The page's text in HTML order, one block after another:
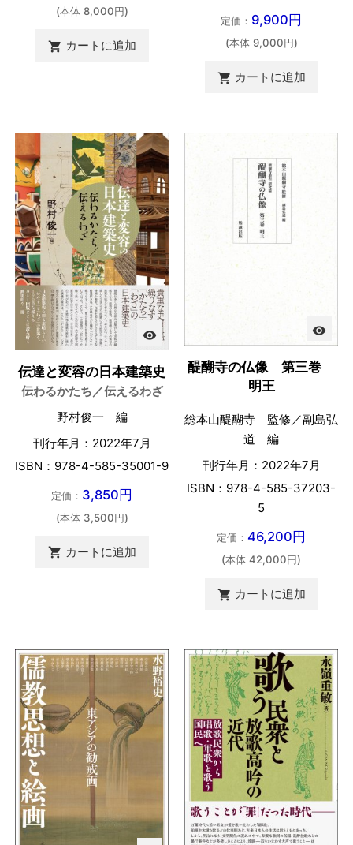
(本体 8,000円)
 カートに追加
定価： 9,900円
(本体 9,000円)
 カートに追加
visibility
伝達と変容の日本建築史
伝わるかたち／伝えるわざ
野村俊一 編
刊行年月：2022年7月
ISBN：978-4-585-35001-9
定価： 3,850円
(本体 3,500円)
 カートに追加
visibility
醍醐寺の仏像 第三巻
明王
総本山醍醐寺 監修／副島弘
道 編
刊行年月：2022年7月
ISBN：978-4-585-37203-
5
定価： 46,200円
(本体 42,000円)
 カートに追加